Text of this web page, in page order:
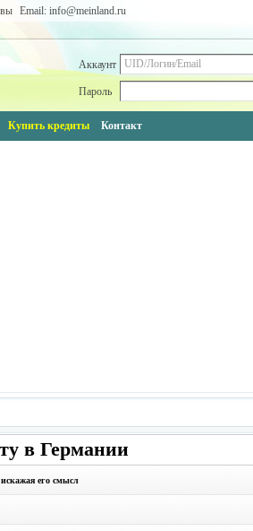
Email: info@meinland.ru
Аккаунт
Пароль
Купить кредиты Контакт
в Германии
его смысл